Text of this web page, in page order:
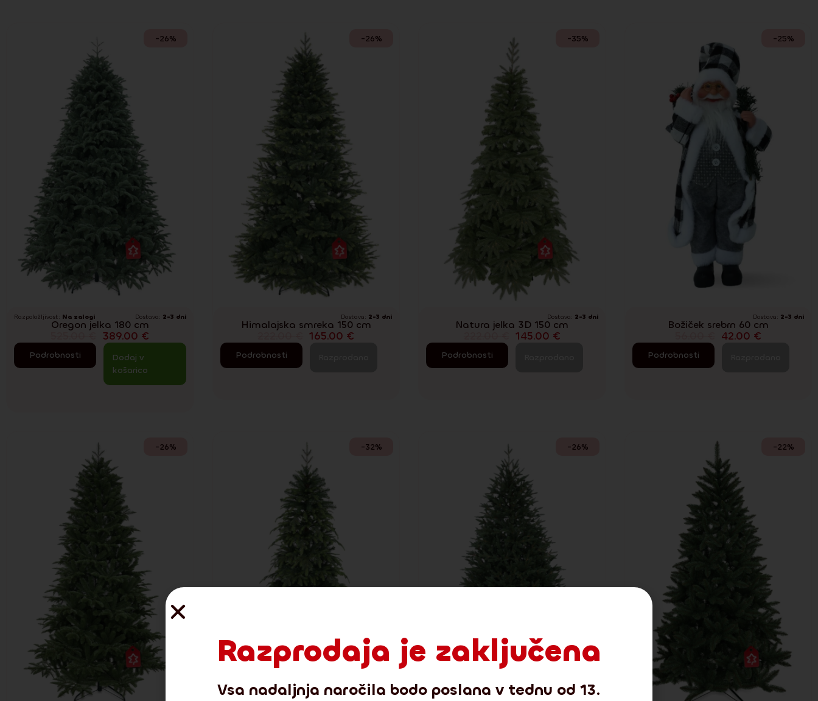
-26%
Razpoložljivost: Na zalogi Dostava: 2-3 dni
Oregon jelka 180 cm
389.00 €
Podrobnosti
Dodaj v
košarico
-26%
Dostava: 2-3 dni
Himalajska smreka 150 cm
165.00 €
Podrobnosti
-35%
Dostava: 2-3 dni
Natura jelka 3D 150 cm
145.00 €
Podrobnosti
-25%
Dostava: 2-3 dni
Božiček srebrn 60 cm
42.00 €
Podrobnosti
-26% -32% -26% -22%
Razprodaja je zaključena
Vsa nadaljnja naročila bodo poslana v tednu od 13.